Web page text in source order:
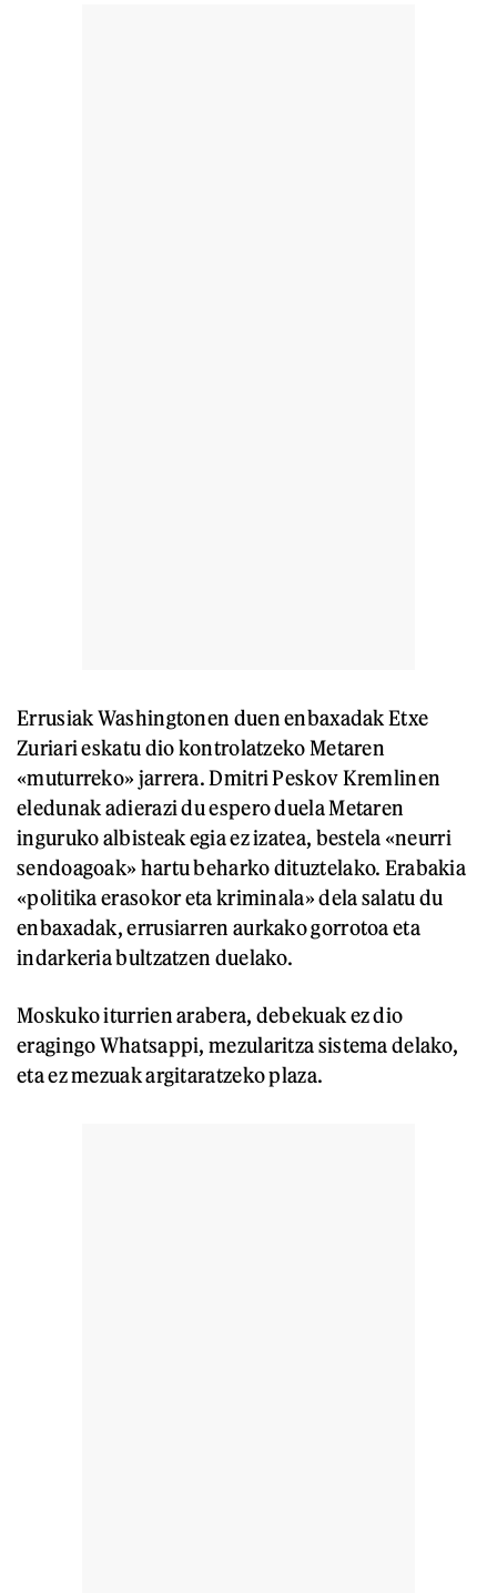
Errusiak Washingtonen duen enbaxadak Etxe
Zuriari eskatu dio kontrolatzeko Metaren
«muturreko» jarrera. Dmitri Peskov Kremlinen
eledunak adierazi du espero duela Metaren
inguruko albisteak egia ez izatea, bestela «neurri
sendoagoak» hartu beharko dituztelako. Erabakia
«politika erasokor eta kriminala» dela salatu du
enbaxadak, errusiarren aurkako gorrotoa eta
indarkeria bultzatzen duelako.
Moskuko iturrien arabera, debekuak ez dio
eragingo Whatsappi, mezularitza sistema delako,
eta ez mezuak argitaratzeko plaza.